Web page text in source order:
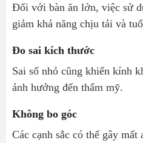
Đối với bàn ăn lớn, việc sử
giảm khả năng chịu tải và
Đo sai kích thước
Sai số nhỏ cũng khiến kính
ảnh hưởng đến thẩm mỹ.
Không bo góc
Các cạnh sắc có thể gây